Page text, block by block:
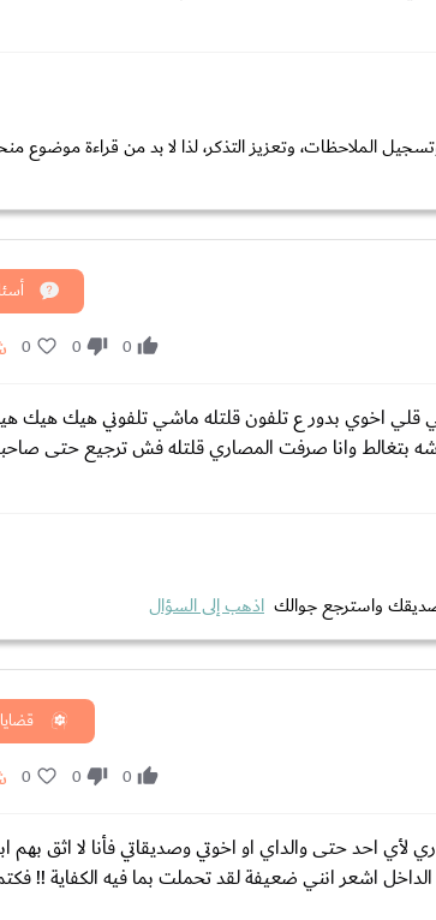
الملاحظات، وتعزيز التذكر، لذا لا بد من قراءة موضوع
0
0
0
قلي اخوي بدور ع تلفون قلتله ماشي تلفوني هيك هيك
بتغالط وانا صرفت المصاري قلتله فش ترجيع حتى
واسترجع جوالك اذهب إلى السؤال
0
0
0
لأي احد حتى والداي او اخوتي وصديقاتي فأنا لا اثق بهم
اشعر انني ضعيفة لقد تحملت بما فيه الكفاية !!